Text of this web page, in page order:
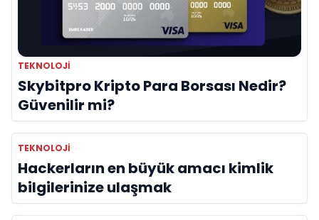
TEKNOLOJI
Skybitpro Kripto Para Borsası Nedir?
Güvenilir mi?
TEKNOLOJI
Hackerların en büyük amacı kimlik
bilgilerinize ulaşmak